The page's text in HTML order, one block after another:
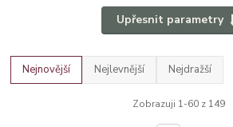
Upřesnit parametry
Nejnovější Nejlevnější Nejdražší
Zobrazuji 1-60 z 149